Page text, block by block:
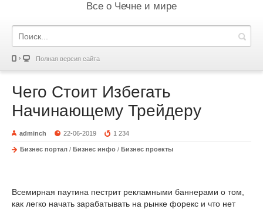
Все о Чечне и мире
Полная версия сайта
Чего Стоит Избегать
Начинающему Трейдеру
adminch 22-06-2019 1 234
Бизнес портал / Бизнес инфо / Бизнес проекты
Всемирная паутина пестрит рекламными баннерами о том,
как легко начать зарабатывать на рынке форекс и что нет